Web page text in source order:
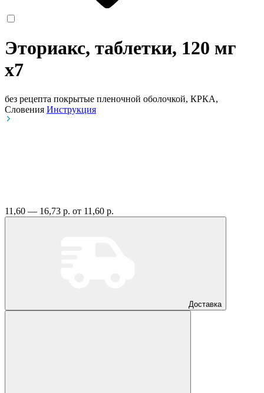
Эториакс, таблетки, 120 мг
x7
без рецепта покрытые пленочной оболочкой, КРКА,
Словения Инструкция
11,60 — 16,73 р. от 11,60 р.
Доставка